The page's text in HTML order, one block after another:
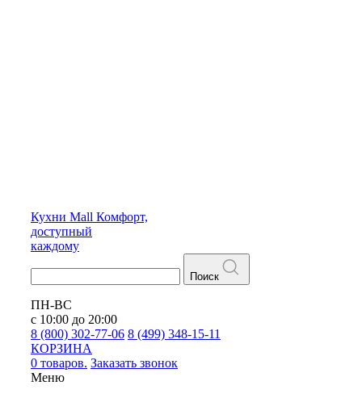
Кухни Mall Комфорт,
доступный
каждому
Поиск
ПН-ВС
с 10:00 до 20:00
8 (800) 302-77-06 8 (499) 348-15-11
КОРЗИНА
0 товаров. Заказать звонок
Меню